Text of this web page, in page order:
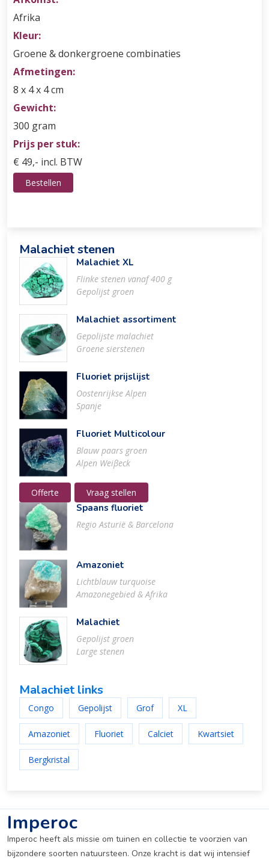
Afrika
Kleur:
Groene & donkergroene combinaties
Afmetingen:
8 x 4 x 4 cm
Gewicht:
300 gram
Prijs per stuk:
€ 49,- incl. BTW
Bestellen
Malachiet stenen
Malachiet XL
Flinke stenen vanaf 400 g
Gepolijst groen
Malachiet assortiment
Gepolijste malachiet
Groene sierstenen
Fluoriet prijslijst
Oostenrijkse Alpen
Spanje
Fluoriet Multicolour
Blauw paars groen
Alpen Weiβeck
Offerte Vraag stellen
Spaans fluoriet
Regio Asturië & Barcelona
Amazoniet
Lichtblauw turquoise
Amazonegebied & Afrika
Malachiet
Gepolijst groen
Large stenen
Malachiet links
Congo Gepolijst Grof XL
Amazoniet Fluoriet Calciet Kwartsiet
Bergkristal
Imperoc
Imperoc heeft als missie om tuinen en collectie te voorzien van
bijzondere soorten natuursteen. Onze kracht is dat wij intensief